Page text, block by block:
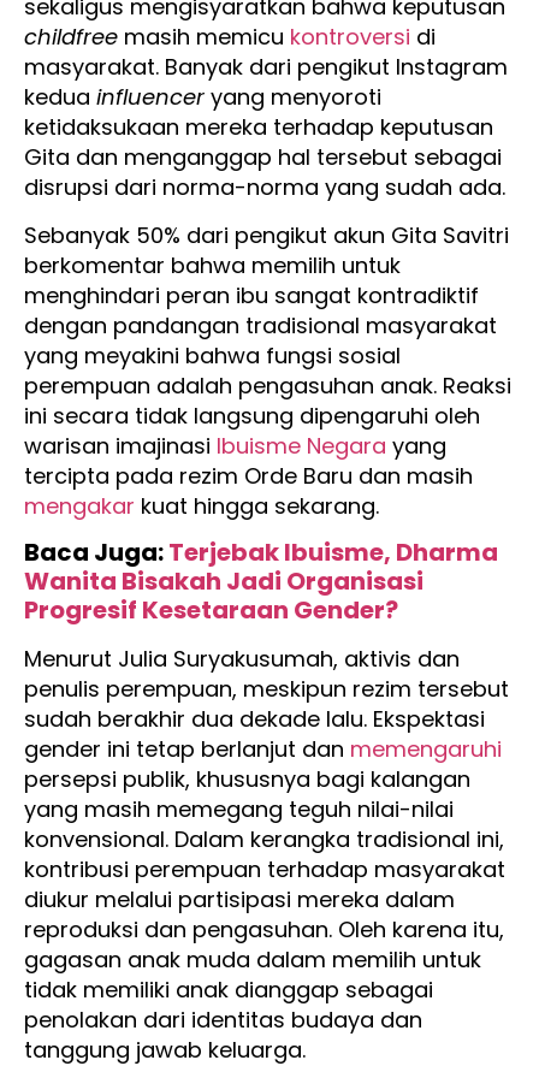
sekaligus mengisyaratkan bahwa keputusan
childfree masih memicu kontroversi di
masyarakat. Banyak dari pengikut Instagram
kedua influencer yang menyoroti
ketidaksukaan mereka terhadap keputusan
Gita dan menganggap hal tersebut sebagai
disrupsi dari norma-norma yang sudah ada.
Sebanyak 50% dari pengikut akun Gita Savitri
berkomentar bahwa memilih untuk
menghindari peran ibu sangat kontradiktif
dengan pandangan tradisional masyarakat
yang meyakini bahwa fungsi sosial
perempuan adalah pengasuhan anak. Reaksi
ini secara tidak langsung dipengaruhi oleh
warisan imajinasi Ibuisme Negara yang
tercipta pada rezim Orde Baru dan masih
mengakar kuat hingga sekarang.
Baca Juga:Terjebak Ibuisme, Dharma
Wanita Bisakah Jadi Organisasi
Progresif Kesetaraan Gender?
Menurut Julia Suryakusumah, aktivis dan
penulis perempuan, meskipun rezim tersebut
sudah berakhir dua dekade lalu. Ekspektasi
gender ini tetap berlanjut dan memengaruhi
persepsi publik, khususnya bagi kalangan
yang masih memegang teguh nilai-nilai
konvensional. Dalam kerangka tradisional ini,
kontribusi perempuan terhadap masyarakat
diukur melalui partisipasi mereka dalam
reproduksi dan pengasuhan. Oleh karena itu,
gagasan anak muda dalam memilih untuk
tidak memiliki anak dianggap sebagai
penolakan dari identitas budaya dan
tanggung jawab keluarga.